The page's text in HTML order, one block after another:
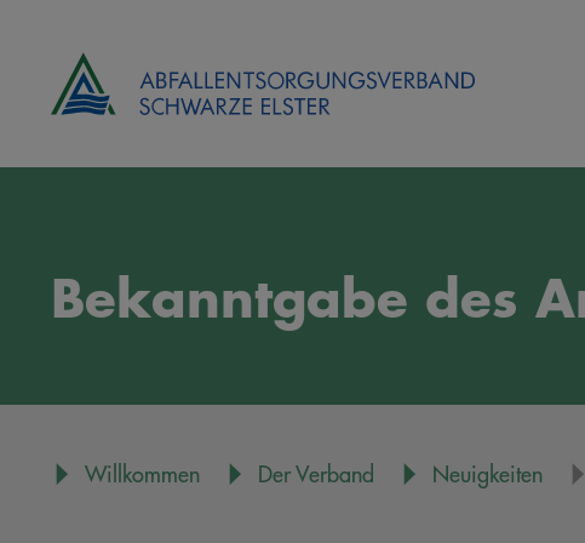
Bekanntgabe des
Willkommen Der Verband Neuigkeiten